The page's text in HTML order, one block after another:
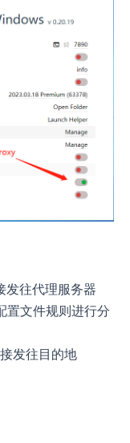
发往代理服务器
置文件规则进行分
发往目的地